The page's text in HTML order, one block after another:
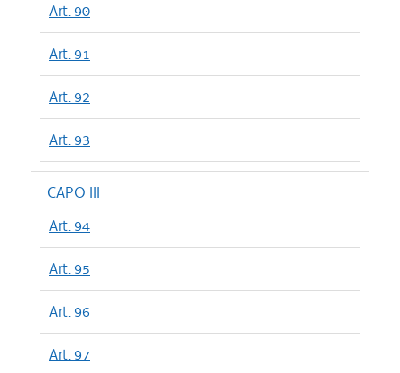
Art. 90
Art. 91
Art. 92
Art. 93
CAPO III
Art. 94
Art. 95
Art. 96
Art. 97